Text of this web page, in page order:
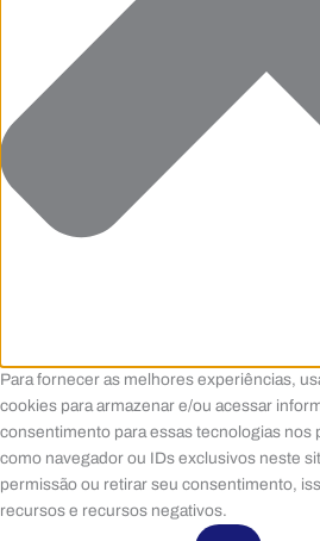
Para fornecer as melhores experiências,
cookies para armazenar e/ou acessar
consentimento para essas tecnologias nos
como navegador ou IDs exclusivos neste
permissão ou retirar seu consentimento,
recursos e recursos negativos.